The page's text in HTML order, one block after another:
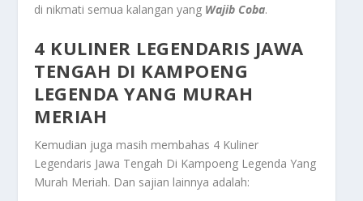
di nikmati semua kalangan yang Wajib Coba.
4 KULINER LEGENDARIS JAWA
TENGAH DI KAMPOENG
LEGENDA YANG MURAH
MERIAH
Kemudian juga masih membahas 4 Kuliner
Legendaris Jawa Tengah Di Kampoeng Legenda Yang
Murah Meriah. Dan sajian lainnya adalah: